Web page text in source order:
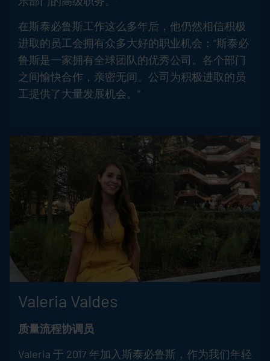
在斯泰必鲁斯工作这么多年后，他仍然相信积极
进取的员工会拥有众多大好的职业机会：“斯泰必
鲁斯是一家拥有全球团队的优秀公司。各个部门
之间愉快合作，亲密无间。公司为积极进取的员
工提供了大量发展机会。”
Valeria Valdes
质量流程协调员
Valeria 于 2017 年加入斯泰必鲁斯，作为我们年轻